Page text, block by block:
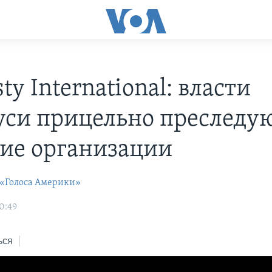
International: власти
прицельно
организации
Америки»